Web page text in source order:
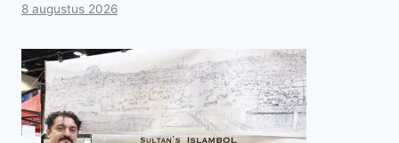
8 augustus 2026